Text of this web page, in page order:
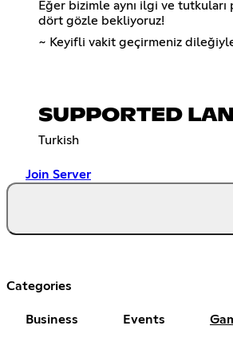
Eğer bizimle aynı ilgi ve tutkuları
dört gözle bekliyoruz!
~ Keyifli vakit geçirmeniz
SUPPORTED
Turkish
Join Server
Categories
Business Events